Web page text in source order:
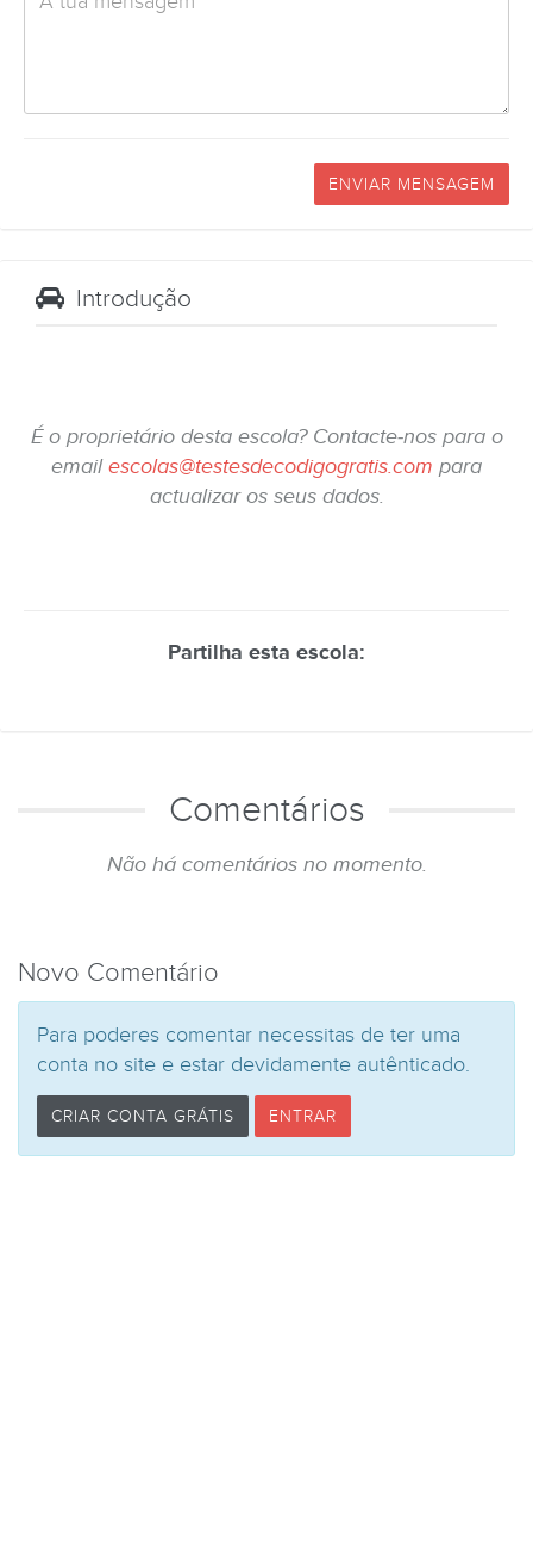
ENVIAR MENSAGEM
Introdução
É o proprietário desta escola? Contacte-nos para o
emailescolas@testesdecodigogratis.com para
actualizar os seus dados.
Partilha esta escola:
Comentários
Não há comentários no momento.
Novo Comentário
Para poderes comentar necessitas de ter uma
conta no site e estar devidamente autênticado.
CRIAR CONTA GRÁTIS ENTRAR